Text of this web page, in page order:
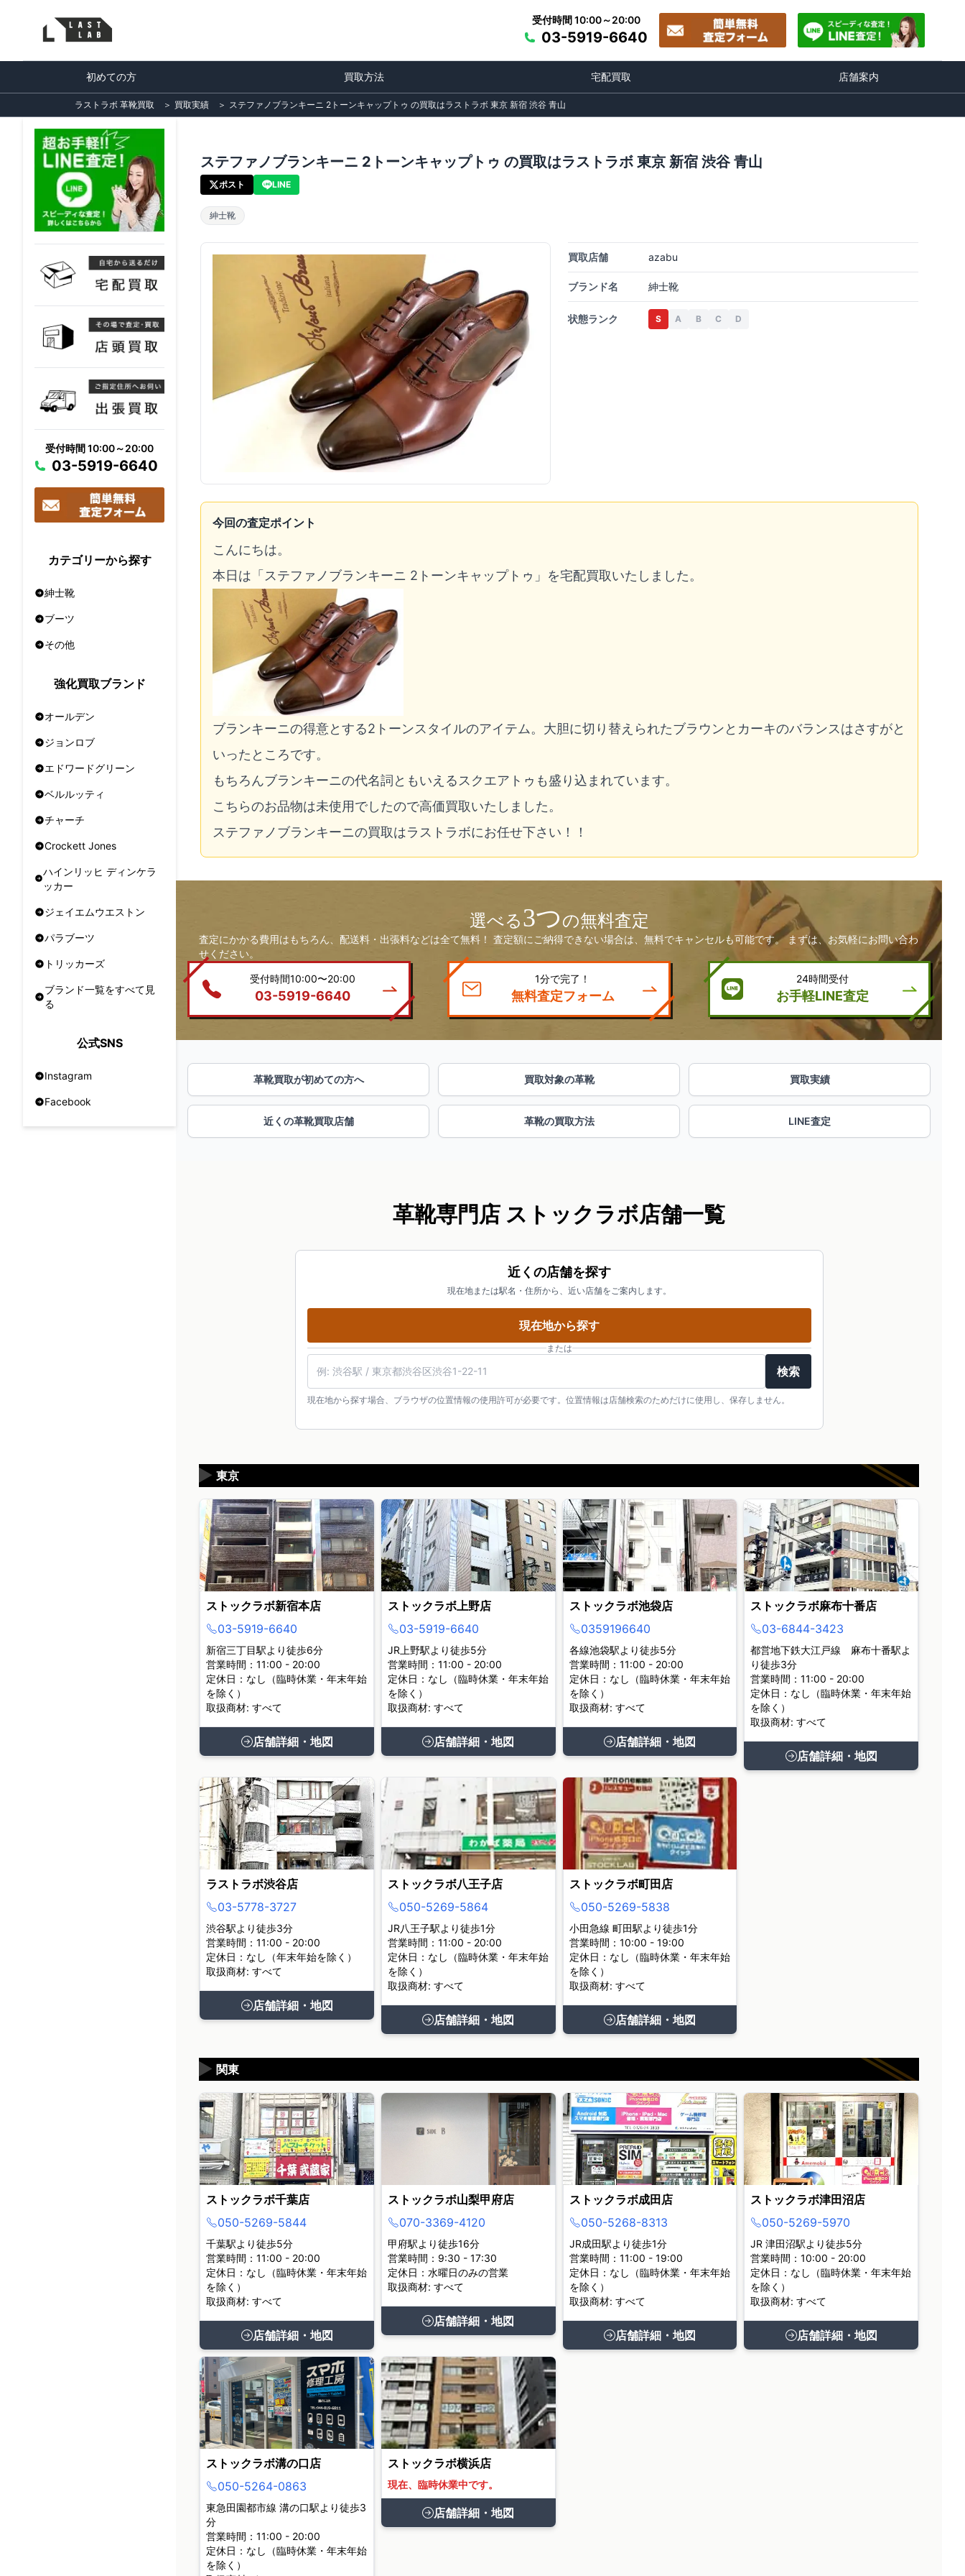
受付時間 10:00～20:00
03-5919-6640
初めての方 買取方法 宅配買取 店舗案内
ラストラボ 革靴買取 ＞ 買取実績 ＞ ステファノブランキーニ 2トーンキャップトゥ の買取はラストラボ 東京 新宿 渋谷 青山
受付時間 10:00～20:00
03-5919-6640
カテゴリーから探す
紳士靴
ブーツ
その他
強化買取ブランド
オールデン
ジョンロブ
エドワードグリーン
ベルルッティ
チャーチ
Crockett Jones
ハインリッヒ ディンケラ
ッカー
ジェイエムウエストン
パラブーツ
トリッカーズ
ブランド一覧をすべて見
る
公式SNS
Instagram
Facebook
ステファノブランキーニ 2トーンキャップトゥ の買取はラストラボ 東京 新宿 渋谷 青山
ポスト LINE
紳士靴
買取店舗 azabu
ブランド名 紳士靴
状態ランク S A B C D
今回の査定ポイント
こんにちは。
本日は「ステファノブランキーニ 2トーンキャップトゥ」を宅配買取いたしました。
ブランキーニの得意とする2トーンスタイルのアイテム。大胆に切り替えられたブラウンとカーキのバランスはさすがと
いったところです。
もちろんブランキーニの代名詞ともいえるスクエアトゥも盛り込まれています。
こちらのお品物は未使用でしたので高価買取いたしました。
ステファノブランキーニの買取はラストラボにお任せ下さい！！
選べる3つの無料査定
査定にかかる費用はもちろん、配送料・出張料などは全て無料！ 査定額にご納得できない場合は、無料でキャンセルも可能です。 まずは、お気軽にお問い合わ
せください。
受付時間10:00〜20:00
03-5919-6640
1分で完了！
無料査定フォーム
24時間受付
お手軽LINE査定
革靴買取が初めての方へ 買取対象の革靴 買取実績
近くの革靴買取店舗 革靴の買取方法 LINE査定
革靴専門店 ストックラボ店舗一覧
近くの店舗を探す
現在地または駅名・住所から、近い店舗をご案内します。
現在地から探す
または
検索
現在地から探す場合、ブラウザの位置情報の使用許可が必要です。位置情報は店舗検索のためだけに使用し、保存しません。
東京
▶
ストックラボ新宿本店
03-5919-6640
新宿三丁目駅より徒歩6分
営業時間：11:00 - 20:00
定休日：なし（臨時休業・年末年始
を除く）
取扱商材: すべて
店舗詳細・地図
ストックラボ上野店
03-5919-6640
JR上野駅より徒歩5分
営業時間：11:00 - 20:00
定休日：なし（臨時休業・年末年始
を除く）
取扱商材: すべて
店舗詳細・地図
ストックラボ池袋店
0359196640
各線池袋駅より徒歩5分
営業時間：11:00 - 20:00
定休日：なし（臨時休業・年末年始
を除く）
取扱商材: すべて
店舗詳細・地図
ストックラボ麻布十番店
03-6844-3423
都営地下鉄大江戸線 麻布十番駅よ
り徒歩3分
営業時間：11:00 - 20:00
定休日：なし（臨時休業・年末年始
を除く）
取扱商材: すべて
店舗詳細・地図
ラストラボ渋谷店
03-5778-3727
渋谷駅より徒歩3分
営業時間：11:00 - 20:00
定休日：なし（年末年始を除く）
取扱商材: すべて
店舗詳細・地図
ストックラボ八王子店
050-5269-5864
JR八王子駅より徒歩1分
営業時間：11:00 - 20:00
定休日：なし（臨時休業・年末年始
を除く）
取扱商材: すべて
店舗詳細・地図
ストックラボ町田店
050-5269-5838
小田急線 町田駅より徒歩1分
営業時間：10:00 - 19:00
定休日：なし（臨時休業・年末年始
を除く）
取扱商材: すべて
店舗詳細・地図
関東
▶
ストックラボ千葉店
050-5269-5844
千葉駅より徒歩5分
営業時間：11:00 - 20:00
定休日：なし（臨時休業・年末年始
を除く）
取扱商材: すべて
店舗詳細・地図
ストックラボ山梨甲府店
070-3369-4120
甲府駅より徒歩16分
営業時間：9:30 - 17:30
定休日：水曜日のみの営業
取扱商材: すべて
店舗詳細・地図
ストックラボ成田店
050-5268-8313
JR成田駅より徒歩1分
営業時間：11:00 - 19:00
定休日：なし（臨時休業・年末年始
を除く）
取扱商材: すべて
店舗詳細・地図
ストックラボ津田沼店
050-5269-5970
JR 津田沼駅より徒歩5分
営業時間：10:00 - 20:00
定休日：なし（臨時休業・年末年始
を除く）
取扱商材: すべて
店舗詳細・地図
ストックラボ溝の口店
050-5264-0863
東急田園都市線 溝の口駅より徒歩3
分
営業時間：11:00 - 20:00
定休日：なし（臨時休業・年末年始
を除く）
ストックラボ横浜店
現在、臨時休業中です。
店舗詳細・地図